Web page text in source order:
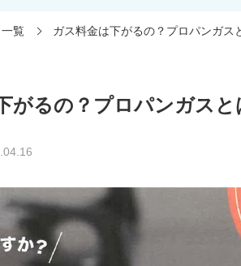
覧 ガス料金は下がるの？プロパンガス
がるの？プロパンガスと